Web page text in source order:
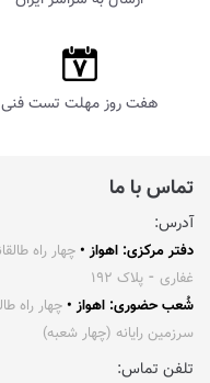
هفت روز مهلت تست فنی
تماس با ما
آدرس:
دفتر مرکزی: اهواز • چهار راه
غفاری ⁃ پلاک ۱۹۲
شُعب حضوری: اهواز •چهار راه
سرزمین رایانه (چهار شعبه)
تلفن تماس: